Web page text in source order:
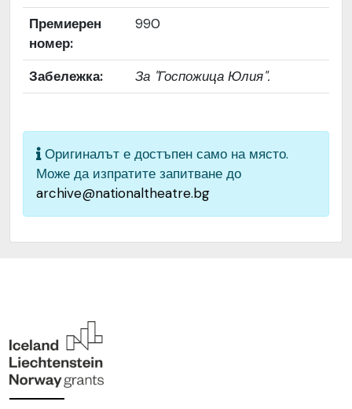
Предоставяща
страна
България
Качество на
изображението
Средно
Вазов“, гр. София, България
Премиерен
номер:
990
Забележка: За "Госпожица Юлия".
Оригиналът е достъпен само на място.
Може да изпратите запитване до
archive@nationaltheatre.bg